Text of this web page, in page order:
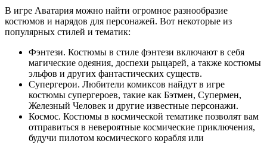
В игре Аватария можно найти огромное разнообразие
костюмов и нарядов для персонажей. Вот некоторые из
популярных стилей и тематик:
Фэнтези. Костюмы в стиле фэнтези включают в себя
магические одеяния, доспехи рыцарей, а также костюмы
эльфов и других фантастических существ.
Супергерои. Любители комиксов найдут в игре
костюмы супергероев, такие как Бэтмен, Супермен,
Железный Человек и другие известные персонажи.
Космос. Костюмы в космической тематике позволят вам
отправиться в невероятные космические приключения,
будучи пилотом космического корабля или